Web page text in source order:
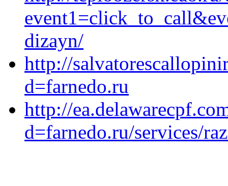
dizayn/
http://
d=farnedo.ru
http://
d=farnedo.ru/services/